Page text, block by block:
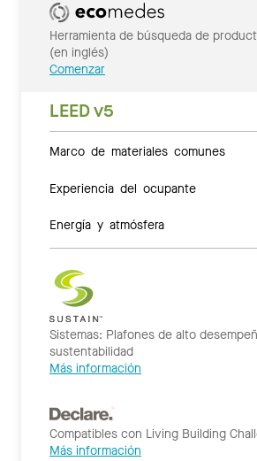
Herramienta de búsqueda de
(en inglés)
Comenzar
LEED v5
Marco de materiales comunes
Experiencia del ocupante
Energía y atmósfera
Sistemas: Plafones de alto
sustentabilidad
Más información
Compatibles con Living Building
Más información